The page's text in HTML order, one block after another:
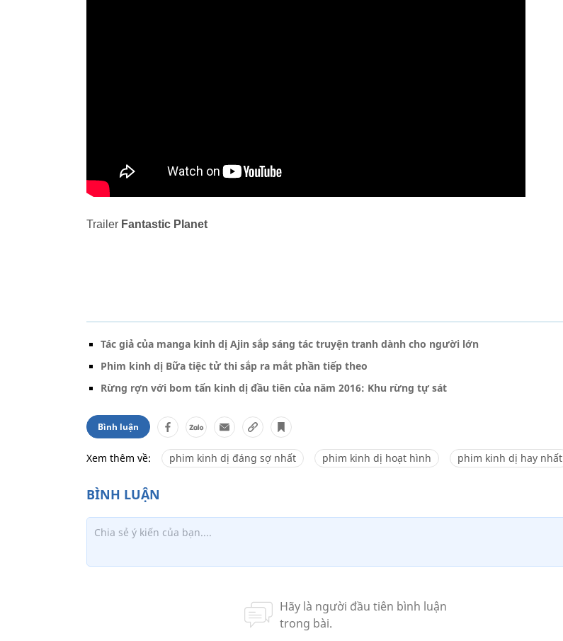
Trailer Fantastic Planet
Tác giả của manga kinh dị Ajin sắp sáng tác truyện tranh dành cho người lớn
Phim kinh dị Bữa tiệc tử thi sắp ra mắt phần tiếp theo
Rừng rợn với bom tấn kinh dị đầu tiên của năm 2016: Khu rừng tự sát
Bình luận
Xem thêm về: phim kinh dị đáng sợ nhất phim kinh dị hoạt hình phim kinh dị hay nhất